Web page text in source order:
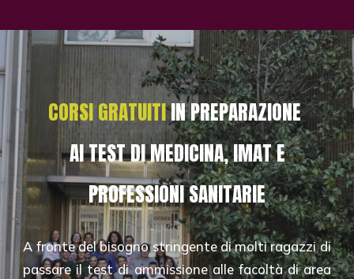
CORSI GRATUITIIN PREPARAZIONE
AI TEST DI MEDICINA, IMAT E
PROFESSIONI SANITARIE
A fronte del bisogno stringente di molti ragazzi di
passare il test di ammissione alle facoltà di area